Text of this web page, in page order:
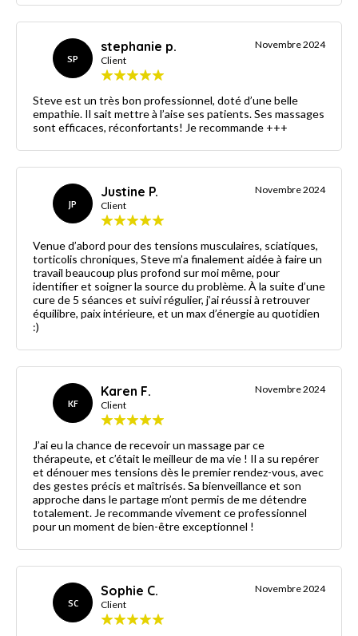
SP
stephanie p.
Client
Novembre 2024
Steve est un très bon professionnel, doté d’une belle
empathie. Il sait mettre à l’aise ses patients. Ses massages
sont efficaces, réconfortants! Je recommande +++
JP
Justine P.
Client
Novembre 2024
Venue d’abord pour des tensions musculaires, sciatiques,
torticolis chroniques, Steve m’a finalement aidée à faire un
travail beaucoup plus profond sur moi même, pour
identifier et soigner la source du problème. À la suite d’une
cure de 5 séances et suivi régulier, j’ai réussi à retrouver
équilibre, paix intérieure, et un max d’énergie au quotidien
:)
KF
Karen F.
Client
Novembre 2024
J’ai eu la chance de recevoir un massage par ce
thérapeute, et c’était le meilleur de ma vie ! Il a su repérer
et dénouer mes tensions dès le premier rendez-vous, avec
des gestes précis et maîtrisés. Sa bienveillance et son
approche dans le partage m’ont permis de me détendre
totalement. Je recommande vivement ce professionnel
pour un moment de bien-être exceptionnel !
SC
Sophie C.
Client
Novembre 2024